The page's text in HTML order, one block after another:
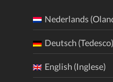
Nederlands
Deutsch (Tedesco)
English (Inglese)